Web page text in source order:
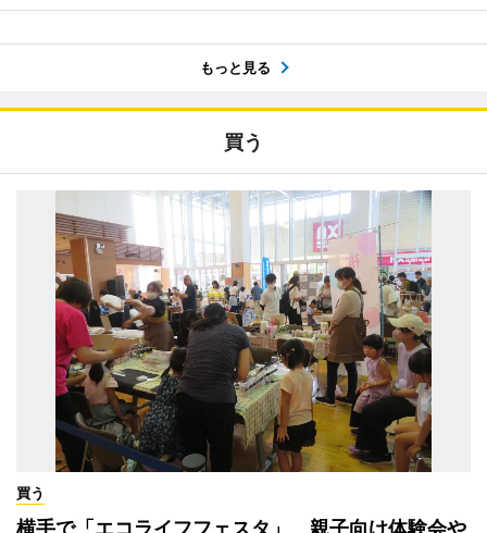
もっと見る
買う
買う
横手で「エコライフフェスタ」 親子向け体験会や